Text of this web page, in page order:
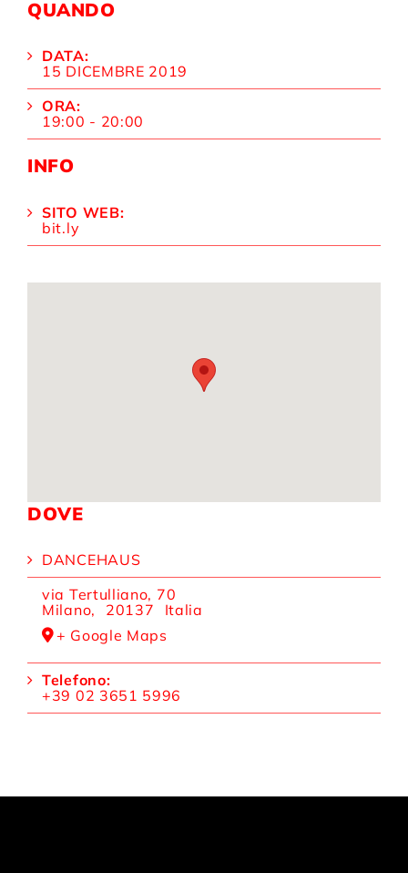
QUANDO
DATA:
15 DICEMBRE 2019
ORA:
19:00 - 20:00
INFO
SITO WEB:
bit.ly
DOVE
DANCEHAUS
via Tertulliano, 70
Milano, 20137
Italia
+ Google Maps
Telefono:
+39 02 3651 5996